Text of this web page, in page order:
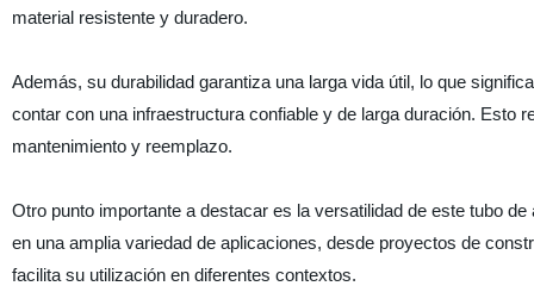
material resistente y duradero.
Además, su durabilidad garantiza una larga vida útil, lo que
contar con una infraestructura confiable y de larga duración. Esto
mantenimiento y reemplazo.
Otro punto importante a destacar es la versatilidad de este tubo
en una amplia variedad de aplicaciones, desde proyectos de
facilita su utilización en diferentes contextos.